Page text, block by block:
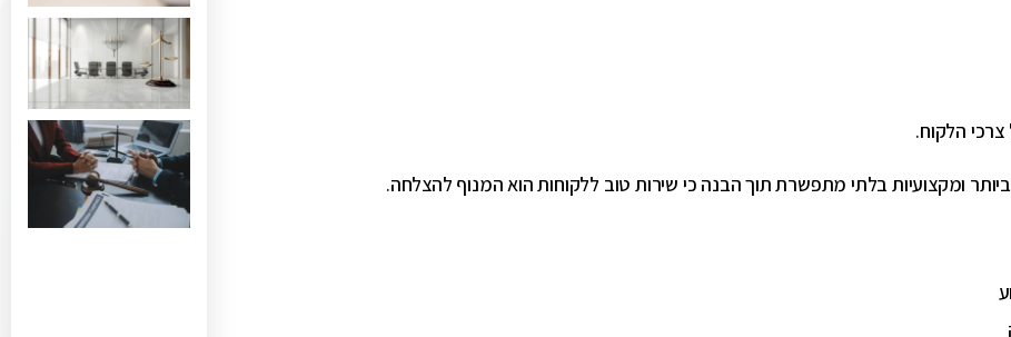
צרכי הלקוח.
ומקצועיות בלתי מתפשרת תוך הבנה כי שירות טוב ללקוחות הוא המנוף להצלחה.